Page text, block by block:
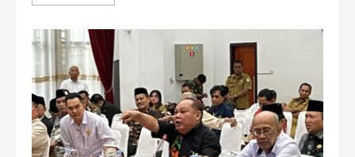
DPRD
Kalbar
Aloysius
Janji
Temui
Massa
Aksi
Demo
Hari
Ini